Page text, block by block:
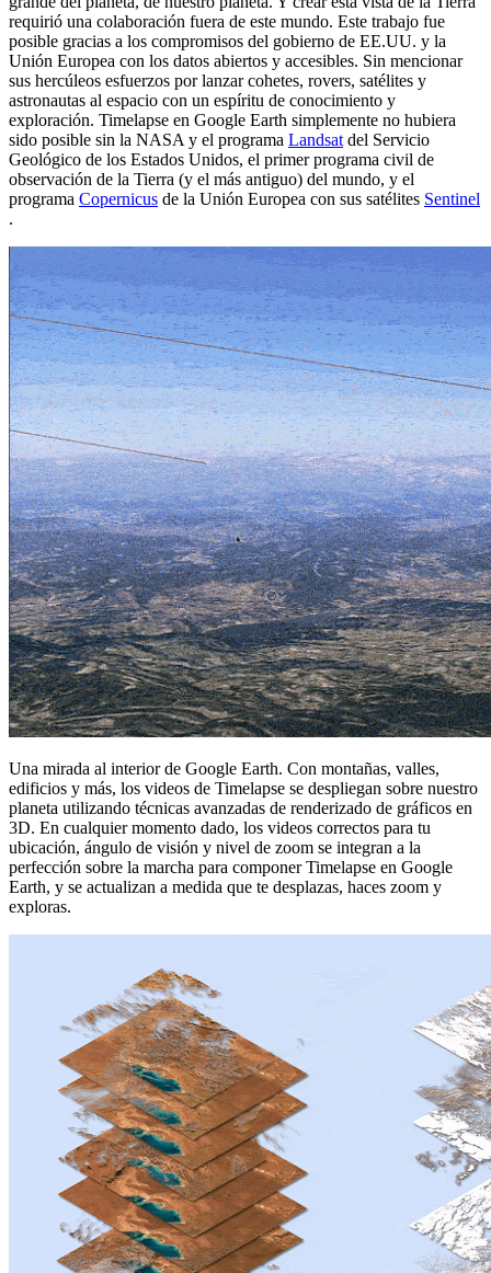
requirió una colaboración fuera de este mundo. Este trabajo fue
posible gracias a los compromisos del gobierno de EE.UU. y la
Unión Europea con los datos abiertos y accesibles. Sin mencionar
sus hercúleos esfuerzos por lanzar cohetes, rovers, satélites y
astronautas al espacio con un espíritu de conocimiento y
exploración. Timelapse en Google Earth simplemente no hubiera
sido posible sin la NASA y el programa Landsatdel Servicio
Geológico de los Estados Unidos, el primer programa civil de
observación de la Tierra (y el más antiguo) del mundo, y el
programa Copernicus de la Unión Europea con sus satélites Sentinel
.
Una mirada al interior de Google Earth. Con montañas, valles,
edificios y más, los videos de Timelapse se despliegan sobre nuestro
planeta utilizando técnicas avanzadas de renderizado de gráficos en
3D. En cualquier momento dado, los videos correctos para tu
ubicación, ángulo de visión y nivel de zoom se integran a la
perfección sobre la marcha para componer Timelapse en Google
Earth, y se actualizan a medida que te desplazas, haces zoom y
exploras.